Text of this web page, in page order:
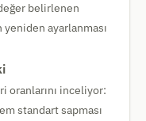
belirlenen
yeniden ayarlanması
oranlarını inceliyor:
standart sapması